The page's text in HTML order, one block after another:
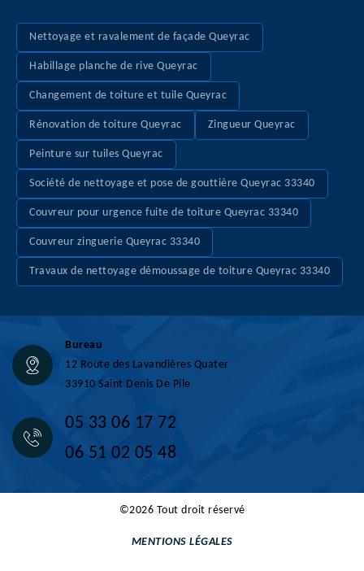
Nettoyage et ravalement de façade Queyrac
Habillage planche de rive Queyrac
Changement de toiture et tuile Queyrac
Rénovation de toiture Queyrac Zingueur Queyrac
Peinture sur tuiles Queyrac
Société de nettoyage et pose de gouttière Queyrac 33340
Couvreur pour urgence fuite de toiture Queyrac 33340
Couvreur zinguerie Queyrac 33340
Travaux de nettoyage démoussage de toiture Queyrac 33340
Bureau
12 Route des Lavandières Quater
33910 Saint Denis De Pile
05 33 06 17 72
06 51 02 05 48
©2026 Tout droit réservé
MENTIONS LÉGALES